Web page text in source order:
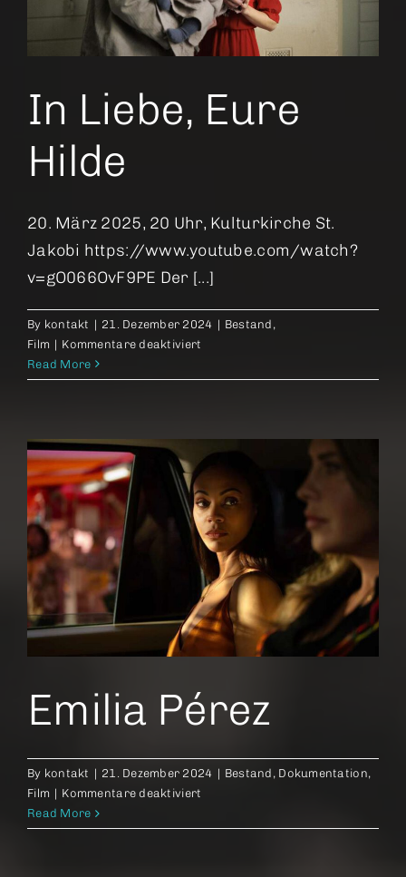
In Liebe, Eure
Hilde
20. März 2025, 20 Uhr, Kulturkirche St.
Jakobi https://www.youtube.com/watch?
v=gO066OvF9PE Der [...]
By kontakt | 21. Dezember 2024 | Bestand ,
Film | Kommentare deaktiviert
Liebe,
Read More
Emilia Pérez
By kontakt | 21. Dezember 2024 | Bestand , Dokumentation,
Film | Kommentare deaktiviert
Pérez
Read More